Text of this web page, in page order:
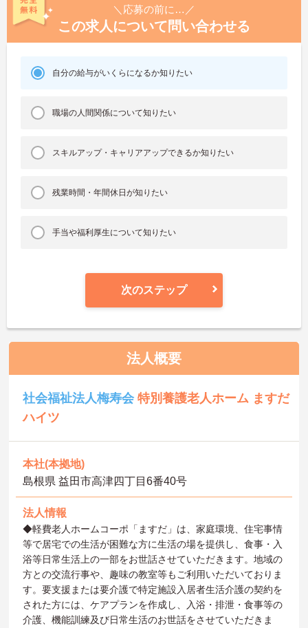
＼応募の前に…／
この求人について問い合わせる
自分の給与がいくらになるか知りたい
職場の人間関係について知りたい
スキルアップ・キャリアアップできるか知りたい
残業時間・年間休日が知りたい
手当や福利厚生について知りたい
次のステップ
法人概要
社会福祉法人梅寿会特別養護老人ホーム ますだ
ハイツ
本社(本拠地)
島根県 益田市高津四丁目6番40号
法人情報
◆軽費老人ホームコーポ「ますだ」は、家庭環境、住宅事情
等で居宅での生活が困難な方に生活の場を提供し、食事・入
浴等日常生活上の一部をお世話させていただきます。地域の
方との交流行事や、趣味の教室等もご利用いただいておりま
す。要支援または要介護で特定施設入居者生活介護の契約を
された方には、ケアプランを作成し、入浴・排泄・食事等の
介護、機能訓練及び日常生活のお世話をさせていただきま